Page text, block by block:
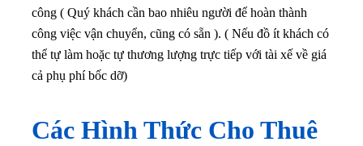
công ( Quý khách cần bao nhiêu người để hoàn thành
công việc vận chuyển, cũng có sẵn ). ( Nếu đồ ít khách có
thể tự làm hoặc tự thương lượng trực tiếp với tài xế về giá
cả phụ phí bốc dỡ)
Các Hình Thức Cho Thuê